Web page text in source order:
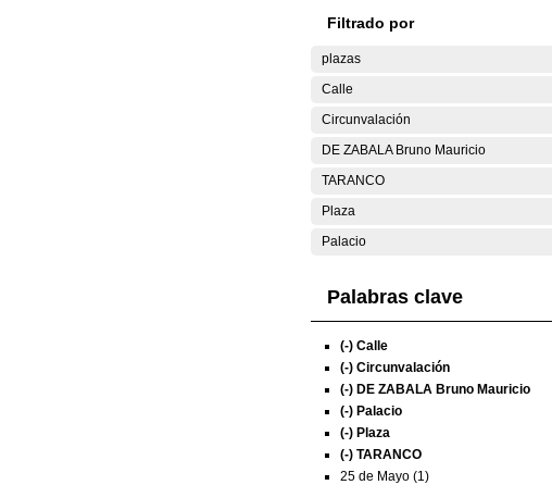
Filtrado por
plazas
Calle
Circunvalación
DE ZABALA Bruno Mauricio
TARANCO
Plaza
Palacio
Palabras clave
(-) Calle
(-) Circunvalación
(-) DE ZABALA Bruno Mauricio
(-) Palacio
(-) Plaza
(-) TARANCO
25 de Mayo (1)